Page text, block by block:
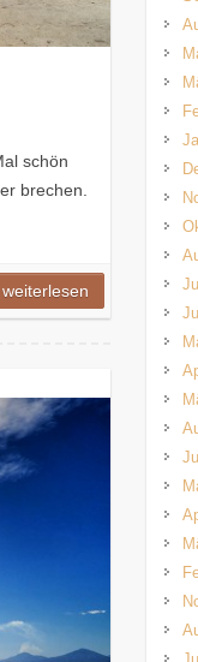
schön
brechen.
weiterlesen